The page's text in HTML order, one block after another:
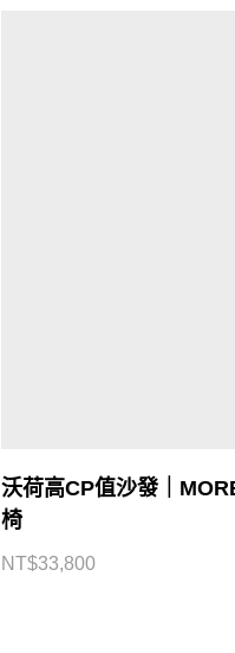
沃荷高CP值沙發｜
椅
NT$33,800